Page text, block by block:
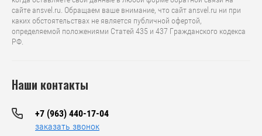
сайте ansvel.ru. Обращаем ваше внимание, что caйт ansvel.ru ни при
каких обстоятельствах не является публичной офертой,
определяемой положениями Статей 435 и 437 Гражданского кодекса
РФ.
Наши контакты
+7 (963) 440-17-04
заказать звонок